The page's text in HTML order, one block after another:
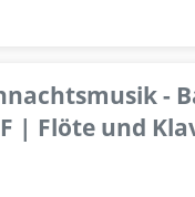
-
| Flöte und